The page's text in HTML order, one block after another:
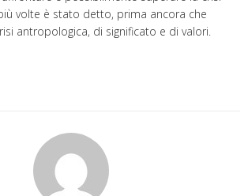
volte è stato detto, prima ancora che
antropologica, di significato e di valori.